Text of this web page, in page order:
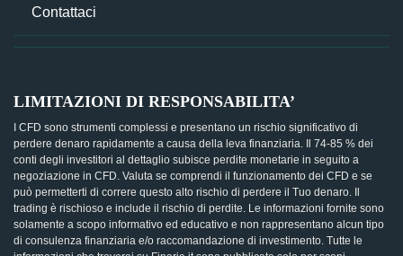
Contattaci
LIMITAZIONI DI RESPONSABILITA’
I CFD sono strumenti complessi e presentano un rischio significativo di
perdere denaro rapidamente a causa della leva finanziaria. Il 74-85 % dei
conti degli investitori al dettaglio subisce perdite monetarie in seguito a
negoziazione in CFD. Valuta se comprendi il funzionamento dei CFD e se
può permetterti di correre questo alto rischio di perdere il Tuo denaro. Il
trading è rischioso e include il rischio di perdite. Le informazioni fornite sono
solamente a scopo informativo ed educativo e non rappresentano alcun tipo
di consulenza finanziaria e/o raccomandazione di investimento. Tutte le